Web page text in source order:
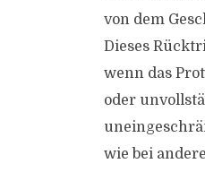
von dem
Dieses
wenn das
oder
wie bei